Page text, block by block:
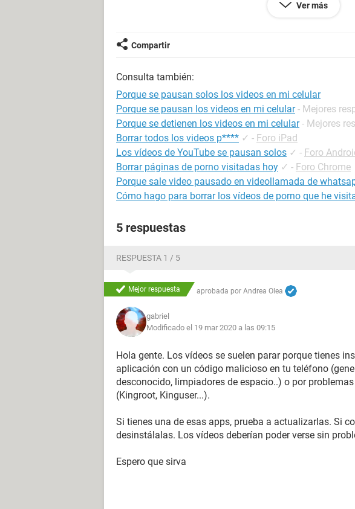
Flash Player
que es bastante extraña en un dispositivo pero dice que
ser un problema con mi dispositivo pero por qué me
Gracias
Ver más
Compartir
Consulta también:
Porque se pausan solos los videos en mi celular
Porque se pausan los videos en mi celular - Mejores
Porque se detienen los videos en mi celular - Mejores
Borrar todos los videos p**** ✓ - Foro iPad
Los vídeos de YouTube se pausan solos ✓ - Foro
Borrar páginas de porno visitadas hoy ✓ - Foro Chrome
Porque sale video pausado en videollamada de
Cómo hago para borrar los vídeos de porno que he
5 respuestas
RESPUESTA 1 / 5
Mejor respuesta aprobada por Andrea Olea
gabriel
Modificado el 19 mar 2020 a las 09:15
Hola gente. Los vídeos se suelen parar porque tienes
aplicación con un código malicioso en tu teléfono
desconocido, limpiadores de espacio..) o por
(Kingroot, Kinguser...).
Si tienes una de esas apps, prueba a actualizarlas. Si
desinstálalas. Los vídeos deberían poder verse sin
Espero que sirva